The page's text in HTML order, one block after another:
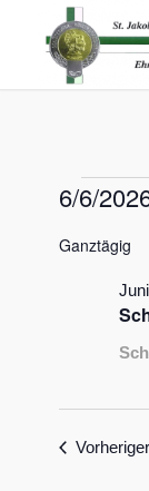
für
Juni
2026
6/6/
wählen.
Ganztägig